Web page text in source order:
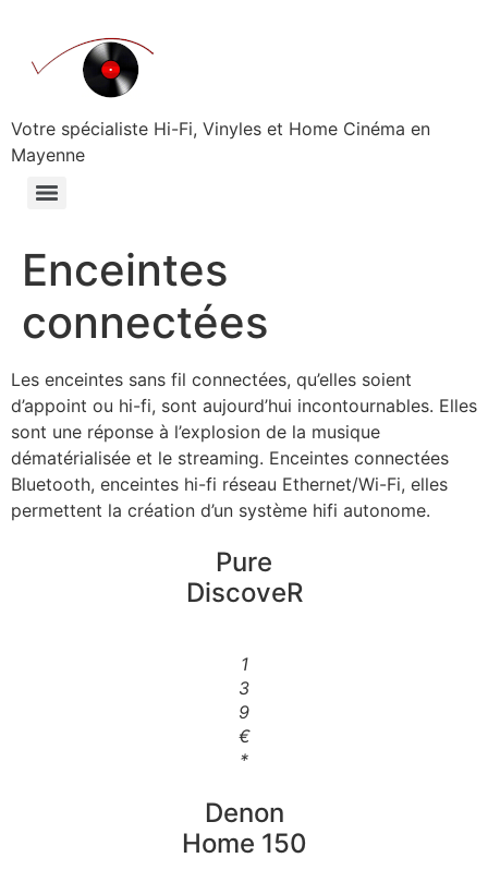
contenu
Votre spécialiste Hi-Fi, Vinyles et Home Cinéma en
Mayenne
Enceintes
connectées
Les enceintes sans fil connectées, qu’elles soient
d’appoint ou hi-fi, sont aujourd’hui incontournables. Elles
sont une réponse à l’explosion de la musique
dématérialisée et le streaming. Enceintes connectées
Bluetooth, enceintes hi-fi réseau Ethernet/Wi-Fi, elles
permettent la création d’un système hifi autonome.
Pure
DiscoveR
1
3
9
€
*
Denon
Home 150